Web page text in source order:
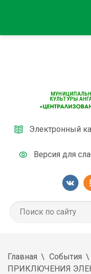
КУЛЬТУРЫ
Электронный
Версия для
Главная
События
ПРИКЛЮЧЕНИЯ